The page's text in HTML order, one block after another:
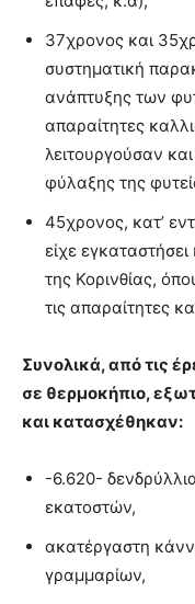
37χρονος και
συστηματική
ανάπτυξης των
απαραίτητες
λειτουργούσαν
φύλαξης της
45χρονος, κατ’
είχε
της Κορινθίας,
τις απαραίτητες
Συνολικά, από τις
σε θερμοκήπιο,
και κατασχέθηκαν:
-6.620-
εκατοστών,
ακατέργαστη
γραμμαρίων,